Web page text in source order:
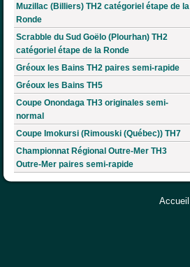
Muzillac (Billiers) TH2 catégoriel étape de la
Ronde
Scrabble du Sud Goëlo (Plourhan) TH2
catégoriel étape de la Ronde
Gréoux les Bains TH2 paires semi-rapide
Gréoux les Bains TH5
Coupe Onondaga TH3 originales semi-
normal
Coupe Imokursi (Rimouski (Québec)) TH7
Championnat Régional Outre-Mer TH3
Outre-Mer paires semi-rapide
Accueil